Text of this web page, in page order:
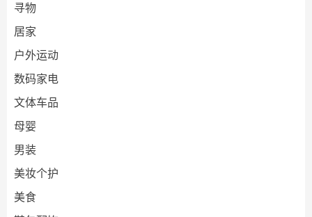
寻物
居家
户外运动
数码家电
文体车品
母婴
男装
美妆个护
美食